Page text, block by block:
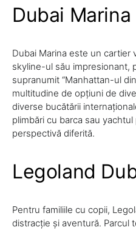
Dubai Marina
Dubai Marina este un
skyline-ul său impresionant,
supranumit “Manhattan-ul
multitudine de opțiuni de
diverse bucătării
plimbări cu barca sau
perspectivă diferită.
Legoland
Pentru familiile cu copii,
distracție și aventură. Parcul